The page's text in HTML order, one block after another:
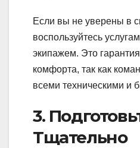
Если вы не уверены в
воспользуйтесь
экипажем. Это
комфорта, так как
всеми техническими и
3.
Тщательно